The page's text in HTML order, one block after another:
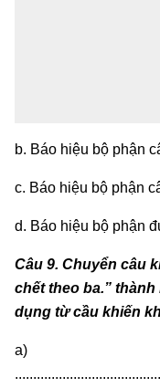
b. Báo hiệu bộ phận
c. Báo hiệu bộ phận
d. Báo hiệu bộ phận
Câu 9. Chuyển câu
chết theo ba.”
dụng từ cầu khiến
a)